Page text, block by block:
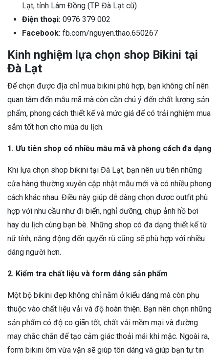
Lạt, tỉnh Lâm Đồng (TP. Đà Lạt cũ)
Điện thoại: 0976 379 002
Facebook: fb.com/nguyen.thao.650267
Kinh nghiệm lựa chọn shop Bikini tại
Đà Lạt
Để chọn được địa chỉ mua bikini phù hợp, bạn không chỉ nên
quan tâm đến mẫu mã mà còn cần chú ý đến chất lượng sản
phẩm, phong cách thiết kế và mức giá để có trải nghiệm mua
sắm tốt hơn cho mùa du lịch.
1. Ưu tiên shop có nhiều mẫu mã và phong cách đa dạng
Khi lựa chọn shop bikini tại Đà Lạt, bạn nên ưu tiên những
cửa hàng thường xuyên cập nhật mẫu mới và có nhiều phong
cách khác nhau. Điều này giúp dễ dàng chọn được outfit phù
hợp với nhu cầu như đi biển, nghỉ dưỡng, chụp ảnh hồ bơi
hay du lịch cùng bạn bè. Những shop có đa dạng thiết kế từ
nữ tính, năng động đến quyến rũ cũng sẽ phù hợp với nhiều
dáng người hơn.
2. Kiểm tra chất liệu và form dáng sản phẩm
Một bộ bikini đẹp không chỉ nằm ở kiểu dáng mà còn phụ
thuộc vào chất liệu vải và độ hoàn thiện. Bạn nên chọn những
sản phẩm có độ co giãn tốt, chất vải mềm mại và đường
may chắc chắn để tạo cảm giác thoải mái khi mặc. Ngoài ra,
form bikini ôm vừa vặn sẽ giúp tôn dáng và giúp bạn tự tin